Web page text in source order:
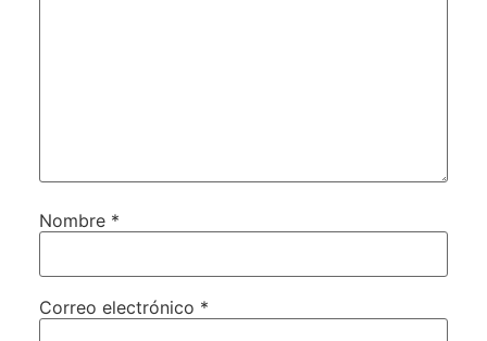
Nombre *
Correo electrónico *